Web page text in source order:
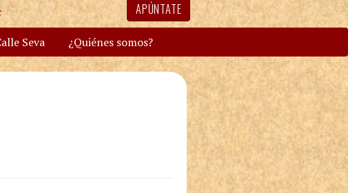
APÚNTATE
Seva ¿Quiénes somos?